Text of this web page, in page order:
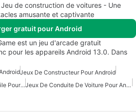
Jeu de construction de voitures - Une
amusante et captivante
gratuit pour Android
est un jeu d'arcade gratuit
pour les appareils Android 13.0. Dans
Jeux De Constructeur Pour Android
Jeux De Mécanicien Automobile Pour Android
Jeux De Conduite De Voiture Pour Android